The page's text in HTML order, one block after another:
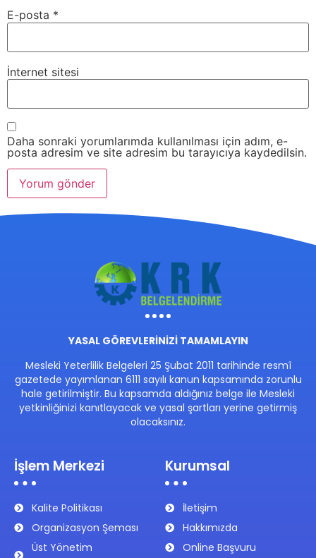
E-posta *
İnternet sitesi
Daha sonraki yorumlarımda kullanılması için adım, e-
posta adresim ve site adresim bu tarayıcıya kaydedilsin.
YASAL GÖREVLERİNİZİ TAMAMLAYIN
Mesleki Yeterlilik Belgeleri 25 Şubat 2011 tarihinde resmî
gazetede yayımlanan 6111 sayılı kanun kapsamında zorunlu
hale getirilmiştir. Bu kapsamda aldığınız belge ile Mesleki
yetkinliğinizi kanıtlayacak ve yasal şartları yerine getirmiş
olacaksınız.
İşlem Merkezi
Kalite Politikası
Organizasyon Şeması
Üst Yönetim
Kurumsal
İletişim
Hakkımızda
Online Başvuru